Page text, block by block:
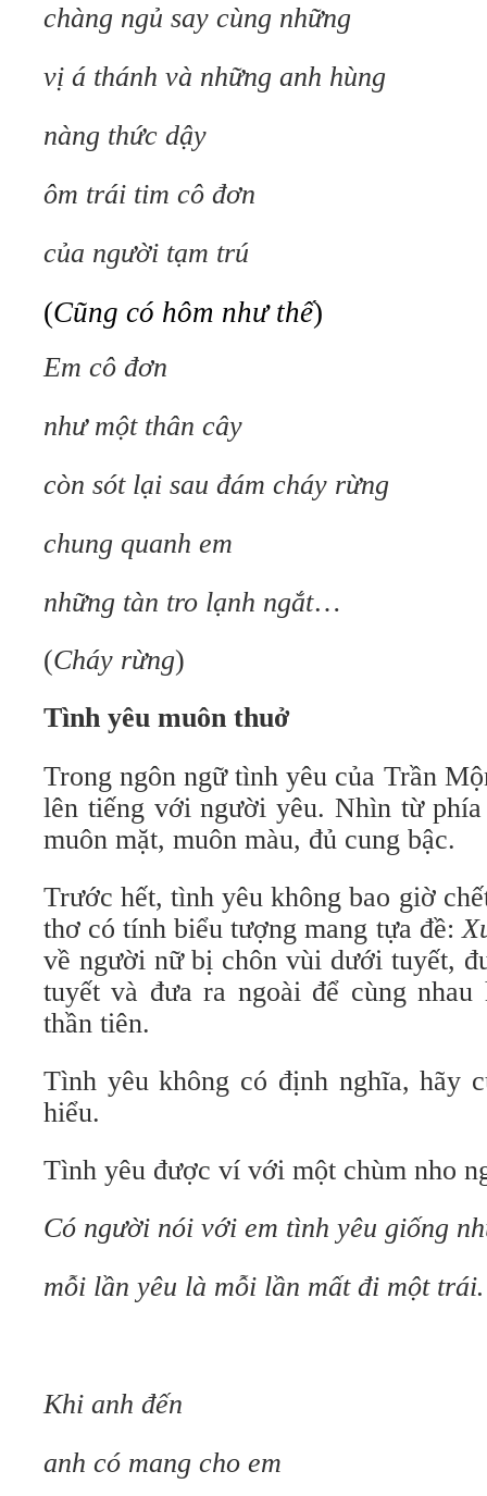
chàng ngủ say cùng những
vị á thánh và những anh hùng
nàng thức dậy
ôm trái tim cô đơn
của người tạm trú
(Cũng có hôm như thế)
Em cô đơn
như một thân cây
còn sót lại sau đám cháy rừng
chung quanh em
những tàn tro lạnh ngắt…
(Cháy rừng)
Tình yêu muôn thuở
Trong ngôn ngữ tình yêu của Trần
lên tiếng với người yêu. Nhìn từ
muôn mặt, muôn màu, đủ cung bậc.
Trước hết, tình yêu không bao giờ
thơ có tính biểu tượng mang tựa đề:
về người nữ bị chôn vùi dưới tuyết,
tuyết và đưa ra ngoài để cùng nhau
thần tiên.
Tình yêu không có định nghĩa, hãy
hiểu.
Tình yêu được ví với một chùm nho
Có người nói với em tình yêu giống
mỗi lần yêu là mỗi lần mất đi một
Khi anh đến
anh có mang cho em